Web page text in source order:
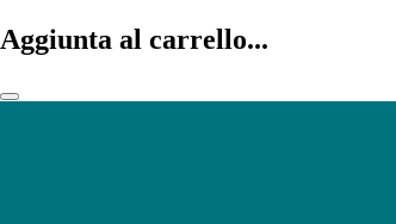
Aggiunta al carrello...